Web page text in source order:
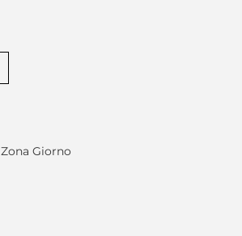
Zona Giorno